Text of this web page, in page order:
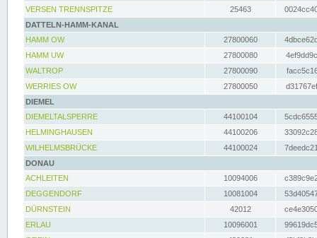
VERSEN TRENNSPITZE
25463
DATTELN-HAMM-KANAL
HAMM OW
27800060
HAMM UW
27800080
WALTROP
27800090
WERRIES OW
27800050
DIEMEL
DIEMELTALSPERRE
44100104
HELMINGHAUSEN
44100206
WILHELMSBRÜCKE
44100024
DONAU
ACHLEITEN
10094006
DEGGENDORF
10081004
DÜRNSTEIN
42012
ERLAU
10096001